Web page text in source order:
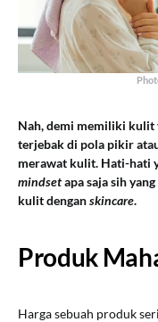
Nah, demi memiliki kulit
terjebak di pola pikir
merawat kulit. Hati-hati
mindsetapa saja sih
kulit denganskincare.
Produk
Harga sebuah produk